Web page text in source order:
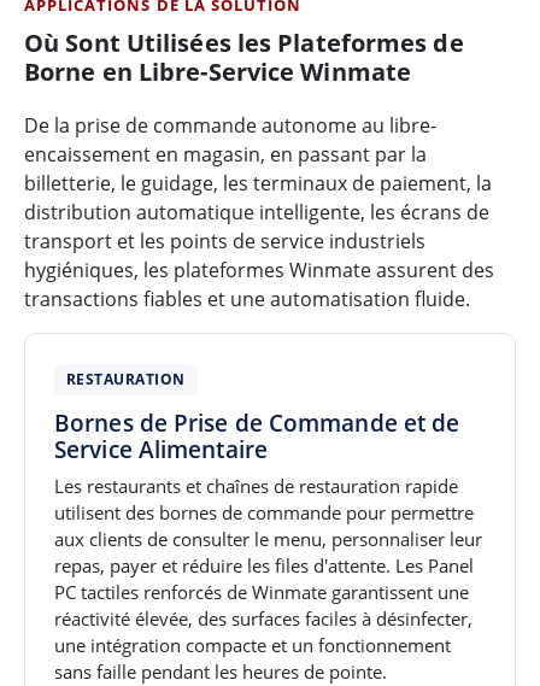
APPLICATIONS DE LA SOLUTION
Où Sont Utilisées les Plateformes de
Borne en Libre-Service Winmate
De la prise de commande autonome au libre-
encaissement en magasin, en passant par la
billetterie, le guidage, les terminaux de paiement, la
distribution automatique intelligente, les écrans de
transport et les points de service industriels
hygiéniques, les plateformes Winmate assurent des
transactions fiables et une automatisation fluide.
RESTAURATION
Bornes de Prise de Commande et de
Service Alimentaire
Les restaurants et chaînes de restauration rapide
utilisent des bornes de commande pour permettre
aux clients de consulter le menu, personnaliser leur
repas, payer et réduire les files d'attente. Les Panel
PC tactiles renforcés de Winmate garantissent une
réactivité élevée, des surfaces faciles à désinfecter,
une intégration compacte et un fonctionnement
sans faille pendant les heures de pointe.